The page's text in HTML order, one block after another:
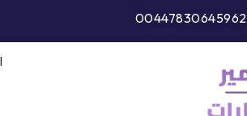
00447830645962